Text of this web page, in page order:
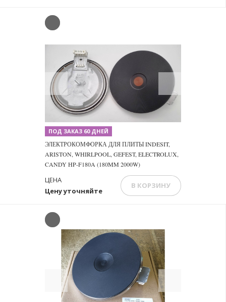
Previous Next
ПОД ЗАКАЗ 60 ДНЕЙ
ЭЛЕКТРОКОМФОРКА ДЛЯ ПЛИТЫ INDESIT,
ARISTON, WHIRLPOOL, GEFEST, ELECTROLUX,
CANDY HP-F180A (180MM 2000W)
Цену уточняйте
ЦЕНА
В КОРЗИНУ
Previous